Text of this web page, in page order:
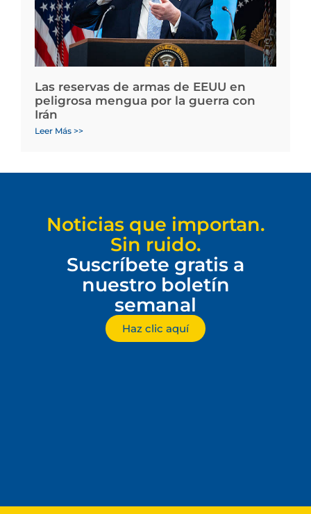
Las reservas de armas de EEUU en
peligrosa mengua por la guerra con
Irán
Leer Más >>
Noticias que importan.
Sin ruido.
Suscríbete gratis a
nuestro boletín
semanal
Haz clic aquí